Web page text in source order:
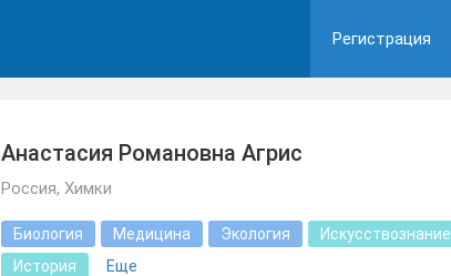
Регистрация
Анастасия Романовна Агрис
Россия, Химки
Биология Медицина Экология
Искусствознание
История
Еще